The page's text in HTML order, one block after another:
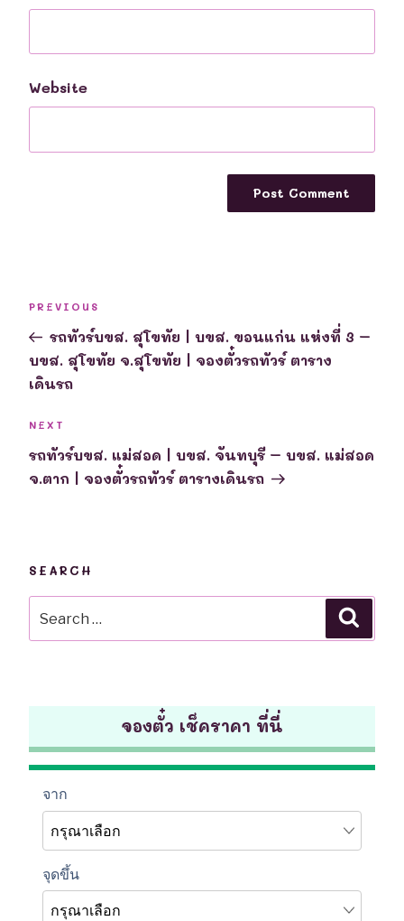
Website
Previous
Post
PREVIOUS
รถทัวร์บขส. สุโขทัย | บขส. ขอนแก่น แห่งที่ 3 –
บขส. สุโขทัย จ.สุโขทัย | จองตั๋วรถทัวร์ ตาราง
เดินรถ
Next
Post
NEXT
รถทัวร์บขส. แม่สอด | บขส. จันทบุรี – บขส. แม่สอด
จ.ตาก | จองตั๋วรถทัวร์ ตารางเดินรถ
SEARCH
for:
จองตั๋ว เช็คราคา ที่นี่